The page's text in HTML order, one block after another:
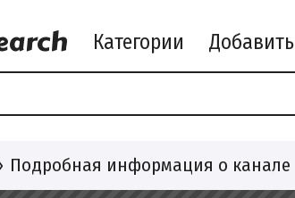
Категории Добавить
Подробная информация о канале